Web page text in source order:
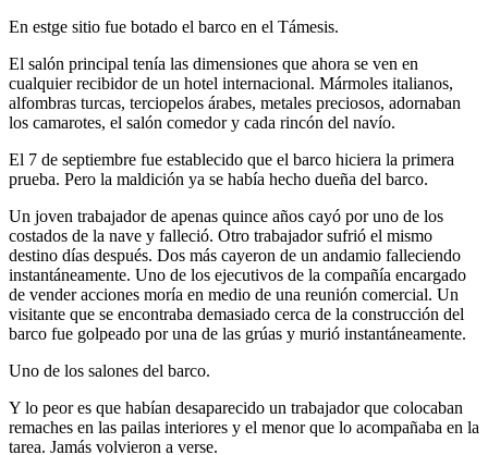
En estge sitio fue botado el barco en el Támesis.
El salón principal tenía las dimensiones que ahora se ven en
cualquier recibidor de un hotel internacional. Mármoles italianos,
alfombras turcas, terciopelos árabes, metales preciosos, adornaban
los camarotes, el salón comedor y cada rincón del navío.
El 7 de septiembre fue establecido que el barco hiciera la primera
prueba. Pero la maldición ya se había hecho dueña del barco.
Un joven trabajador de apenas quince años cayó por uno de los
costados de la nave y falleció. Otro trabajador sufrió el mismo
destino días después. Dos más cayeron de un andamio falleciendo
instantáneamente. Uno de los ejecutivos de la compañía encargado
de vender acciones moría en medio de una reunión comercial. Un
visitante que se encontraba demasiado cerca de la construcción del
barco fue golpeado por una de las grúas y murió instantáneamente.
Uno de los salones del barco.
Y lo peor es que habían desaparecido un trabajador que colocaban
remaches en las pailas interiores y el menor que lo acompañaba en la
tarea. Jamás volvieron a verse.